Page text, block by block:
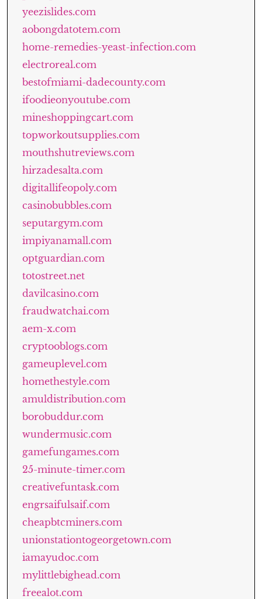
yeezislides.com
aobongdatotem.com
home-remedies-yeast-infection.com
electroreal.com
bestofmiami-dadecounty.com
ifoodieonyoutube.com
mineshoppingcart.com
topworkoutsupplies.com
mouthshutreviews.com
hirzadesalta.com
digitallifeopoly.com
casinobubbles.com
seputargym.com
impiyanamall.com
optguardian.com
totostreet.net
davilcasino.com
fraudwatchai.com
aem-x.com
cryptooblogs.com
gameuplevel.com
homethestyle.com
amuldistribution.com
borobuddur.com
wundermusic.com
gamefungames.com
25-minute-timer.com
creativefuntask.com
engrsaifulsaif.com
cheapbtcminers.com
unionstationtogeorgetown.com
iamayudoc.com
mylittlebighead.com
freealot.com